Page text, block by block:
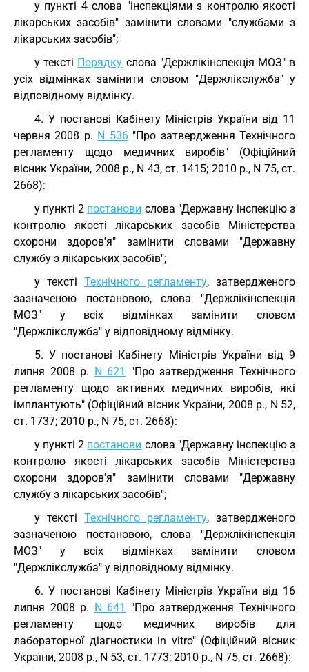
у пункті 4 слова "інспекціями з контролю якості
лікарських засобів" замінити словами "службами з
лікарських засобів";
у тексті Порядку слова "Держлікінспекція МОЗ" в
усіх відмінках замінити словом "Держлікслужба" у
відповідному відмінку.
4. У постанові Кабінету Міністрів України від 11
червня 2008 р. N 536"Про затвердження Технічного
регламенту щодо медичних виробів" (Офіційний
вісник України, 2008 р., N 43, ст. 1415; 2010 р., N 75, ст.
2668):
у пункті 2 постанови слова "Державну інспекцію з
контролю якості лікарських засобів Міністерства
охорони здоров'я" замінити словами "Державну
службу з лікарських засобів";
у тексті Технічного регламенту, затвердженого
зазначеною постановою, слова "Держлікінспекція
МОЗ" у всіх відмінках замінити словом
"Держлікслужба" у відповідному відмінку.
5. У постанові Кабінету Міністрів України від 9
липня 2008 р. N 621
"Про затвердження Технічного
регламенту щодо активних медичних виробів, які
імплантують" (Офіційний вісник України, 2008 р., N 52,
ст. 1737; 2010 р., N 75, ст. 2668):
у пункті 2 постанови слова "Державну інспекцію з
контролю якості лікарських засобів Міністерства
охорони здоров'я" замінити словами "Державну
службу з лікарських засобів";
у тексті Технічного регламенту, затвердженого
зазначеною постановою, слова "Держлікінспекція
МОЗ" у всіх відмінках замінити словом
"Держлікслужба" у відповідному відмінку.
6. У постанові Кабінету Міністрів України від 16
липня 2008 р. N 641
"Про затвердження Технічного
регламенту щодо медичних виробів для
лабораторної діагностики in vitro" (Офіційний вісник
України, 2008 р., N 53, ст. 1773; 2010 р., N 75, ст. 2668):